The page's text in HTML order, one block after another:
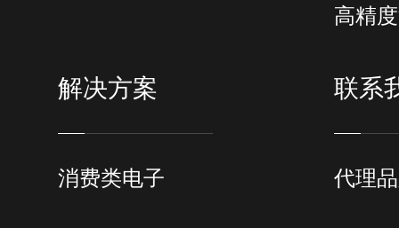
高精
解决方案
消费类电子
联系
代理